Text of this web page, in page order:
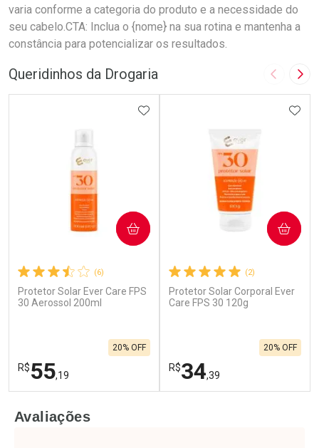
varia conforme a categoria do produto e a necessidade do
seu cabelo.CTA: Inclua o {nome} na sua rotina e mantenha a
constância para potencializar os resultados.
Queridinhos da Drogaria Imagem
(6)
Protetor Solar Ever Care FPS
30 Aerossol 200ml
R$55,19
20% OFF
ADICIONAR AOS FAVORITOS
COMPRAR
(2)
Protetor Solar Corporal Ever
Care FPS 30 120g
R$34,39
20% OFF
COMPRAR
Avaliações